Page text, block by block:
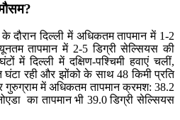
दिल्ली में अधिकतम तापमान में 1-2
तापमान में 2-5 डिग्री सेल्सियस की
में दिल्ली में दक्षिण-पश्चिमी हवाएं चलीं,
घंटा रही और झोंको के साथ 48 किमी प्रति
गुरुग्राम में अधिकतम तापमान क्रमश: 38.2
का तापमान भी 39.0 डिग्री सेल्सियस